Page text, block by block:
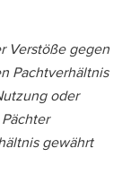
Verstöße gegen
Pachtverhältnis
oder
gewährt